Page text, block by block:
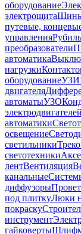
оборудование
электрощитаШины
путевые,
управления
преобразователи
автоматика
нагрузки
оборудование
двигателя
автоматыУЗО
электродвигателей
автоматики
освещение
светильники
светотехники
лентВентиляция
канальные
диффузоры
под плиткуЛюки
покраску
инструмент
гайковерты